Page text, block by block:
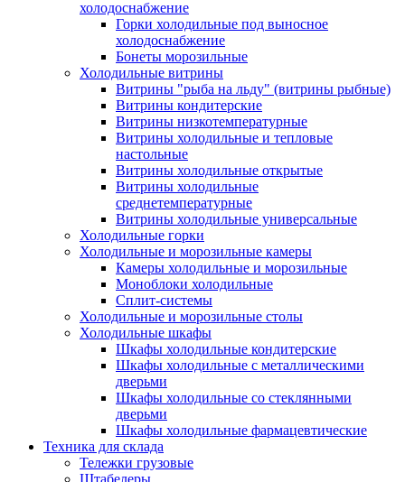
холодоснабжение
Горки холодильные под выносное
холодоснабжение
Бонеты морозильные
Холодильные витрины
Витрины "рыба на льду" (витрины рыбные)
Витрины кондитерские
Витрины низкотемпературные
Витрины холодильные и тепловые
настольные
Витрины холодильные открытые
Витрины холодильные
среднетемпературные
Витрины холодильные универсальные
Холодильные горки
Холодильные и морозильные камеры
Камеры холодильные и морозильные
Моноблоки холодильные
Сплит-системы
Холодильные и морозильные столы
Холодильные шкафы
Шкафы холодильные кондитерские
Шкафы холодильные с металлическими
дверьми
Шкафы холодильные со стеклянными
дверьми
Шкафы холодильные фармацевтические
Техника для склада
Тележки грузовые
Штабелеры